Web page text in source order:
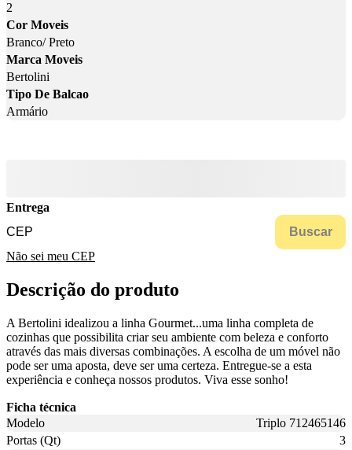
2
Cor Moveis
Branco/ Preto
Marca Moveis
Bertolini
Tipo De Balcao
Armário
Entrega
Buscar
Não sei meu CEP
Descrição do produto
A Bertolini idealizou a linha Gourmet...uma linha completa de
cozinhas que possibilita criar seu ambiente com beleza e conforto
através das mais diversas combinações. A escolha de um móvel não
pode ser uma aposta, deve ser uma certeza. Entregue-se a esta
experiência e conheça nossos produtos. Viva esse sonho!
Ficha técnica
Modelo
Triplo 712465146
Portas (Qt)
3